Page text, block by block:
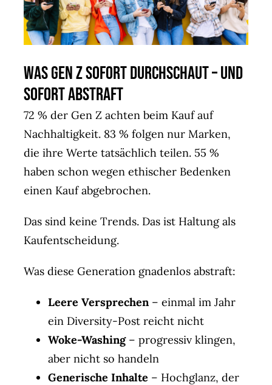
Was Gen Z sofort durchschaut – und
sofort abstraft
72 % der Gen Z achten beim Kauf auf
Nachhaltigkeit. 83 % folgen nur Marken,
die ihre Werte tatsächlich teilen. 55 %
haben schon wegen ethischer Bedenken
einen Kauf abgebrochen.
Das sind keine Trends. Das ist Haltung als
Kaufentscheidung.
Was diese Generation gnadenlos abstraft:
Leere Versprechen– einmal im Jahr
ein Diversity-Post reicht nicht
Woke-Washing– progressiv klingen,
aber nicht so handeln
Generische Inhalte – Hochglanz, der